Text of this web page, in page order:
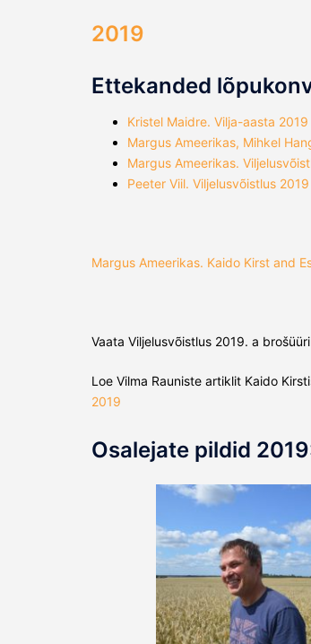
2019
Ettekanded
Kristel Maidre. Vilja-aasta
Margus Ameerikas, Mihkel
Margus Ameerikas.
Peeter Viil. Viljelusvõistlus 2019
Margus Ameerikas. Kaido Kirst and
Vaata Viljelusvõistlus 2019. a brošüüri
Loe Vilma Rauniste artiklit Kaido
2019
Osalejate pildid